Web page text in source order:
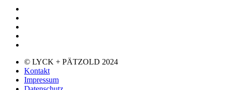
© LYCK + PÄTZOLD 2024
Kontakt
Impressum